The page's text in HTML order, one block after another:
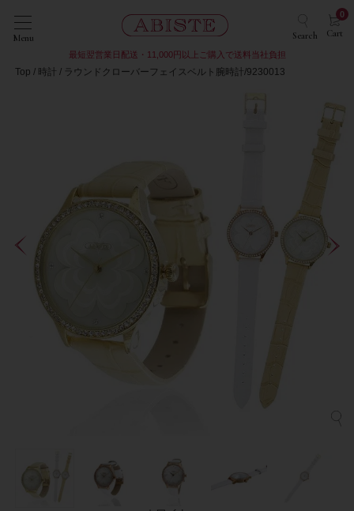
Menu Search Cart
0
最短翌営業日配送・11,000円以上ご購入で送料当社負担
Top 時計 ラウンドクローバーフェイスベルト腕時計/9230013